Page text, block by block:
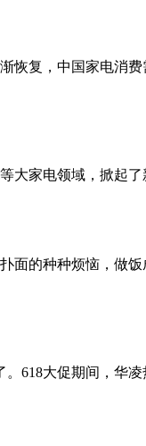
恢复，中国家电消
大家电领域，掀起
面的种种烦恼，做
618大促期间，华